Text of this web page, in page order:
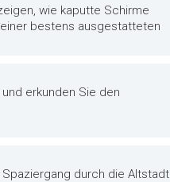
wie kaputte Schirme
bestens ausgestatteten
erkunden Sie den
durch die Altstadt